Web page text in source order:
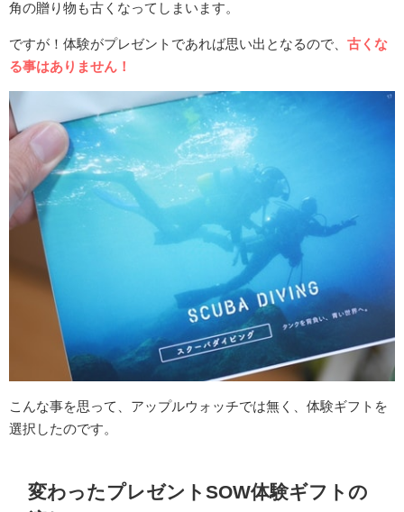
角の贈り物も古くなってしまいます。
ですが！体験がプレゼントであれば思い出となるので、 古くな
る事はありません！
こんな事を思って、アップルウォッチでは無く、体験ギフトを
選択したのです。
変わったプレゼントSOW体験ギフトの